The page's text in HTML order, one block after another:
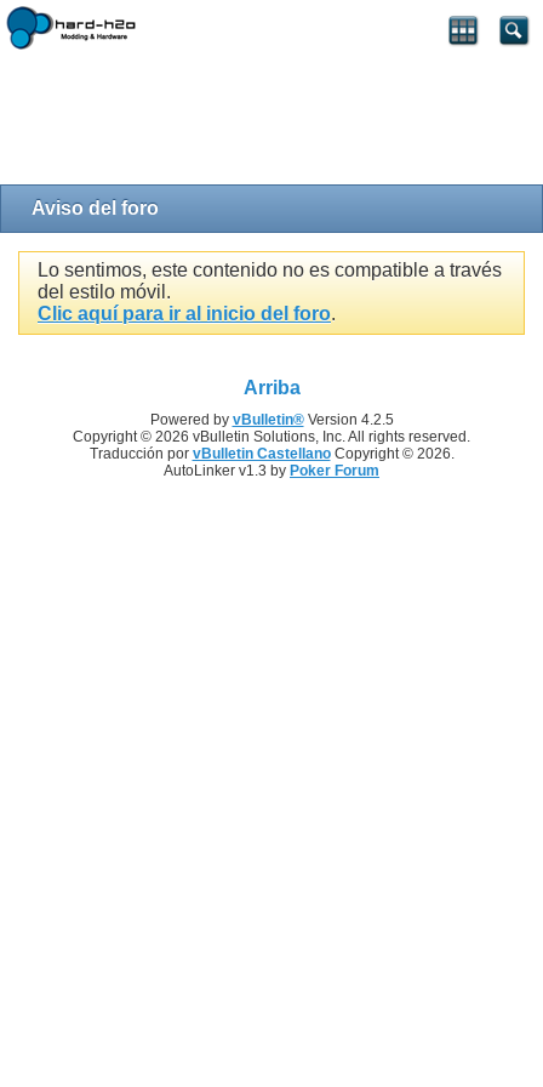
Aviso del foro
Lo sentimos, este contenido no es compatible a través
del estilo móvil.
Clic aquí para ir al inicio del foro.
Arriba
Powered by vBulletin®Version 4.2.5
Copyright © 2026 vBulletin Solutions, Inc. All rights reserved.
Traducción por vBulletin CastellanoCopyright © 2026.
AutoLinker v1.3 by Poker Forum